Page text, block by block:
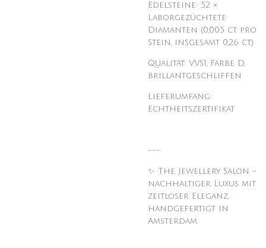
Edelsteine: 52 ×
Laborgezüchtete
Diamanten (0,005 ct pro
Stein, insgesamt 0,26 ct)
Qualität: VVS1, Farbe D,
brillantgeschliffen
Lieferumfang:
Echtheitszertifikat
---
✨ The Jewellery Salon –
nachhaltiger Luxus mit
zeitloser Eleganz,
handgefertigt in
Amsterdam.